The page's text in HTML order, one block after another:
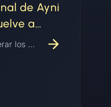
de Ayni
a
El oro volvió a superar los USD 4.000 por onza y estaba en camino a su primera ganancia mensual en cuatro meses mientras el dólar se debilitaba, la Fed mantuvo las tasas con disidencia interna, y los datos del Consejo Mundial del Oro mostraron a los bancos centrales y los inversores sosteniendo la demanda mientras el volumen de oro tokenizado ya superó el total de todo 2025.